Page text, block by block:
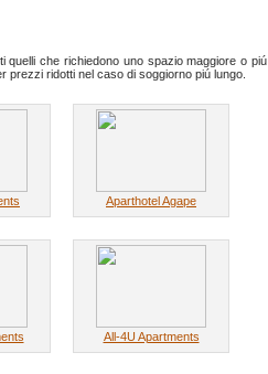
che richiedono uno spazio maggiore o piú
prezzi ridotti nel caso di soggiorno piú lungo.
Aparthotel Agape
All-4U Apartments